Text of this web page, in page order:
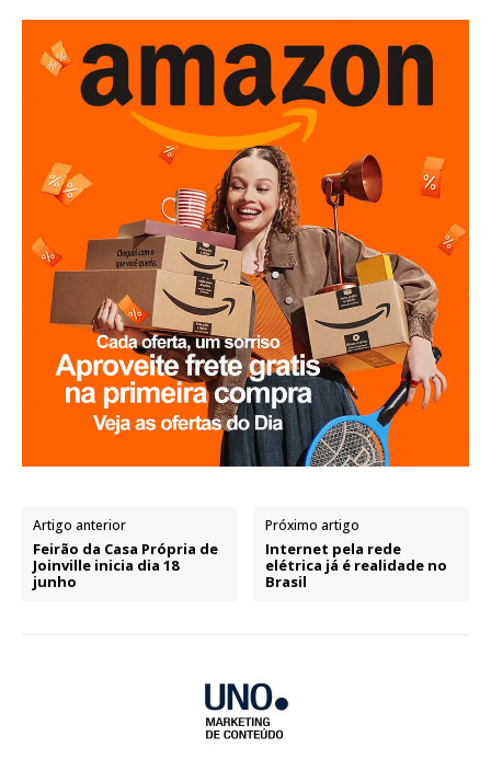
Artigo anterior
Feirão da Casa Própria de
Joinville inicia dia 18
junho
Próximo artigo
Internet pela rede
elétrica já é realidade no
Brasil